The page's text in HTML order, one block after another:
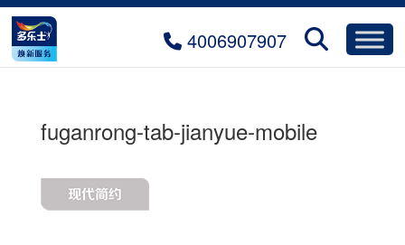
4006907907
fuganrong-tab-jianyue-mobile